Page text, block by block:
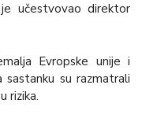
učestvovao direktor
Evropske unije i
sastanku su razmatrali
rizika.